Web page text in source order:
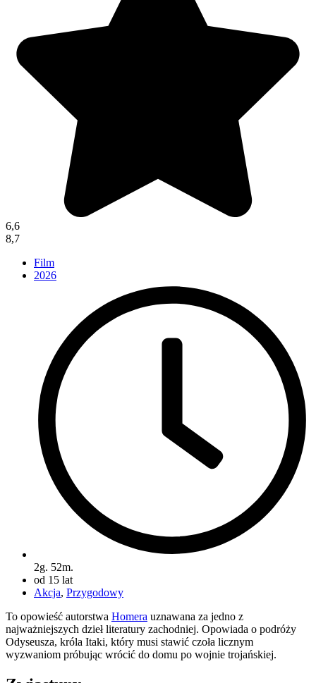
6,6
8,7
Film
2026
2g. 52m.
od 15 lat
Akcja, Przygodowy
To opowieść autorstwa Homera uznawana za jedno z
najważniejszych dzieł literatury zachodniej. Opowiada o podróży
Odyseusza, króla Itaki, który musi stawić czoła licznym
wyzwaniom próbując wrócić do domu po wojnie trojańskiej.